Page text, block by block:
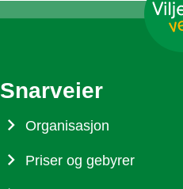
Snarveier
Organisasjon
Priser og gebyrer